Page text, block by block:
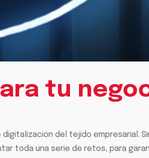
tu
del tejido empresarial.
toda una serie de retos, para